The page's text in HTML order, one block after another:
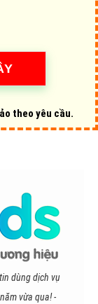
theo yêu cầu.
dùng dịch vụ
vừa qua! -